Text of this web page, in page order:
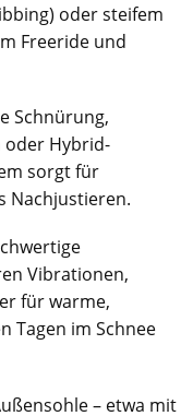
oder steifem
Freeride und
Schnürung,
oder Hybrid-
sorgt für
Nachjustieren.
Vibrationen,
für warme,
Tagen im Schnee
– etwa mit